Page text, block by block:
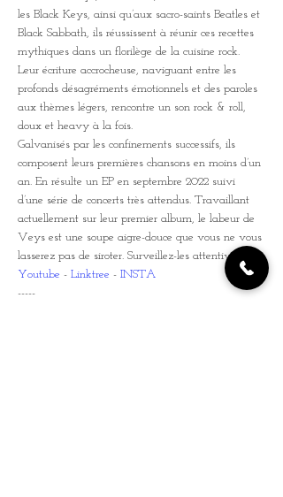
les Black Keys, ainsi qu’aux sacro-saints Beatles et
Black Sabbath, ils réussissent à réunir ces recettes
mythiques dans un florilège de la cuisine rock.
Leur écriture accrocheuse, naviguant entre les
profonds désagréments émotionnels et des paroles
aux thèmes légers, rencontre un son rock & roll,
doux et heavy à la fois.
Galvanisés par les confinements successifs, ils
composent leurs premières chansons en moins d’un
an. En résulte un EP en septembre 2022 suivi
d’une série de concerts très attendus. Travaillant
actuellement sur leur premier album, le labeur de
Veys est une soupe aigre-douce que vous ne vous
lasserez pas de siroter. Surveillez-les attentivement.
Youtube - Linktree - INSTA
-----